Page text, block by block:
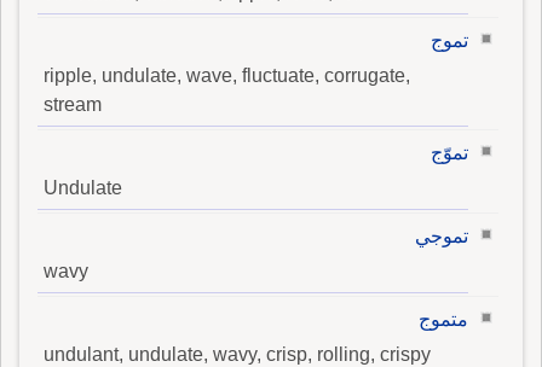
تموج
ripple, undulate, wave, fluctuate, corrugate,
stream
تموّج
Undulate
تموجي
wavy
متموج
undulant, undulate, wavy, crisp, rolling, crispy